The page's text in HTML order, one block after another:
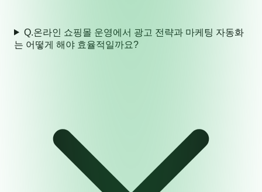
Q.온라인 쇼핑몰 운영에서 광고 전략과 마케팅 자동화
는 어떻게 해야 효율적일까요?